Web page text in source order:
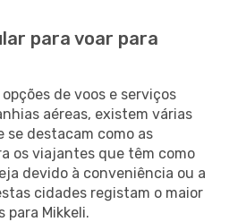
para voar para
de voos e serviços
aéreas, existem várias
se destacam como as
os viajantes que têm como
devido à conveniência ou a
cidades registam o maior
para Mikkeli.